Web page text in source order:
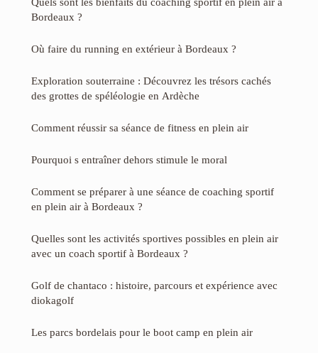
Bordeaux ?
Où faire du running en extérieur à Bordeaux ?
Exploration souterraine : Découvrez les trésors cachés
des grottes de spéléologie en Ardèche
Comment réussir sa séance de fitness en plein air
Pourquoi s entraîner dehors stimule le moral
Comment se préparer à une séance de coaching sportif
en plein air à Bordeaux ?
Quelles sont les activités sportives possibles en plein air
avec un coach sportif à Bordeaux ?
Golf de chantaco : histoire, parcours et expérience avec
diokagolf
Les parcs bordelais pour le boot camp en plein air